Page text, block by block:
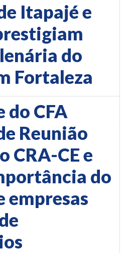
Itapajé e
do
Fortaleza
do CFA
Reunião
CRA-CE e
do
empresas